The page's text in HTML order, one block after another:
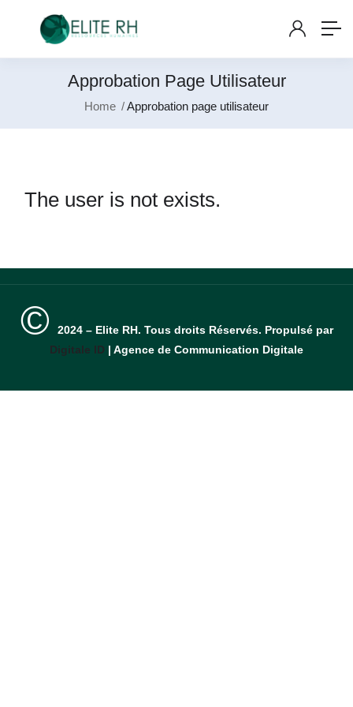
Approbation Page Utilisateur
Home Approbation page utilisateur
The user is not exists.
©
2024 – Elite RH. Tous droits Réservés. Propulsé par
Digitale ID | Agence de Communication Digitale